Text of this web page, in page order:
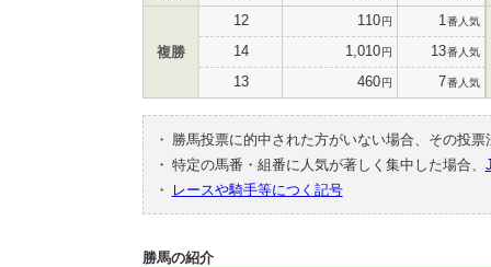
複勝
12 110円 1 番人気
14 1,010円 13番人気
13 460円 7番人気
・
勝馬投票に的中された方がいない場合、その投
・ 特定の馬番・組番に人気が著しく集中した場合、
・
レースや騎手等につく記号
勝馬の紹介